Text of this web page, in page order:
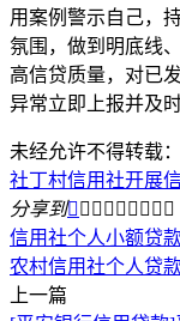
用案例警示自己，
氛围，做到明底线
高信贷质量，对已
异常立即上报并及
未经允许不得转载：
社丁村信用社开展
分享到        
信用社个人小额贷
农村信用社个人贷
上一篇